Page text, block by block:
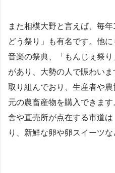
また相模大野と言えば、毎
どう祭り」も有名です。他
音楽の祭典、「もんじぇ祭
があり、大勢の人で賑わい
取り組んでおり、生産者や
元の農畜産物を購入できま
舎や直売所が点在する市道
り、新鮮な卵や卵スイーツな